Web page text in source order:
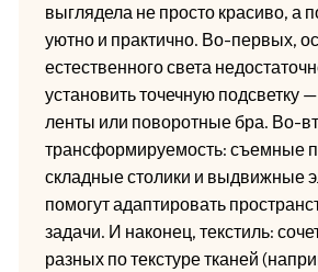
выглядела не просто красиво, а
уютно и практично. Во-первых,
естественного света
установить точечную подсветку
ленты или поворотные бра. Во-
трансформируемость: съемные
складные столики и выдвижные
помогут адаптировать
задачи. И наконец, текстиль:
разных по текстуре тканей